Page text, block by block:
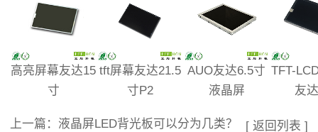
高亮屏幕友达15
寸
tft屏幕友达21.5
寸P2
AUO友达6.5寸
液晶屏
TFT-
友
上一篇： 液晶屏LED背光板可以分为几类？ [ 返回列表 ]